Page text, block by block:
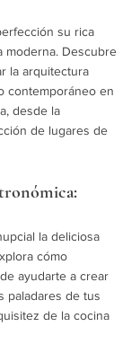
su rica
moderna. Descubre
la arquitectura
contemporáneo en
desde la
de lugares de
la deliciosa
cómo
ayudarte a crear
paladares de tus
de la cocina